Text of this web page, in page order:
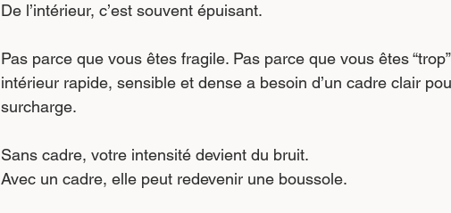
De l’intérieur, c’est souvent épuisant.
Pas parce que vous êtes fragile. Pas parce que vous êtes
intérieur rapide, sensible et dense a besoin d’un cadre clair
surcharge.
Sans cadre, votre intensité devient du bruit.
Avec un cadre, elle peut redevenir une boussole.